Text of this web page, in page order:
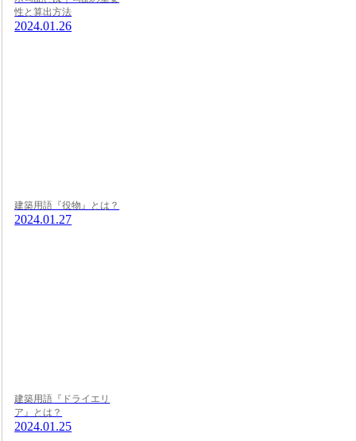
性と算出方法
2024.01.26
建築用語『役物』とは？
2024.01.27
建築用語『ドライエリ
ア』とは？
2024.01.25